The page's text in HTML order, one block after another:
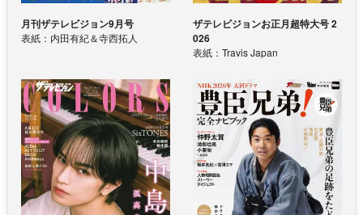
月刊ザテレビジョン9月号
表紙：内田有紀＆寺西拓人
ザテレビジョンお正月超特大号 2
026
表紙：Travis Japan